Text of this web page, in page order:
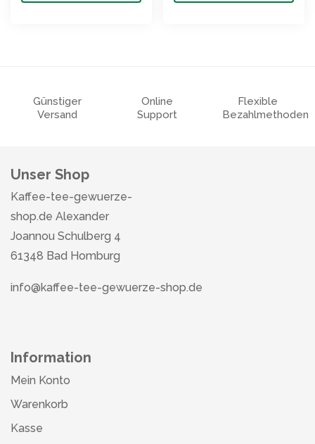
Günstiger
Versand
Online
Support
Flexible
Bezahlmethoden
Unser Shop
Kaffee-tee-gewuerze-
shop.de Alexander
Joannou Schulberg 4
61348 Bad Homburg
info@kaffee-tee-gewuerze-shop.de
Information
Mein Konto
Warenkorb
Kasse